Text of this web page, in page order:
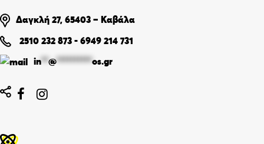
Δαγκλή 27, 65403 – Καβάλα
2510 232 873 - 6949 214 731
in**@**********os.gr
 